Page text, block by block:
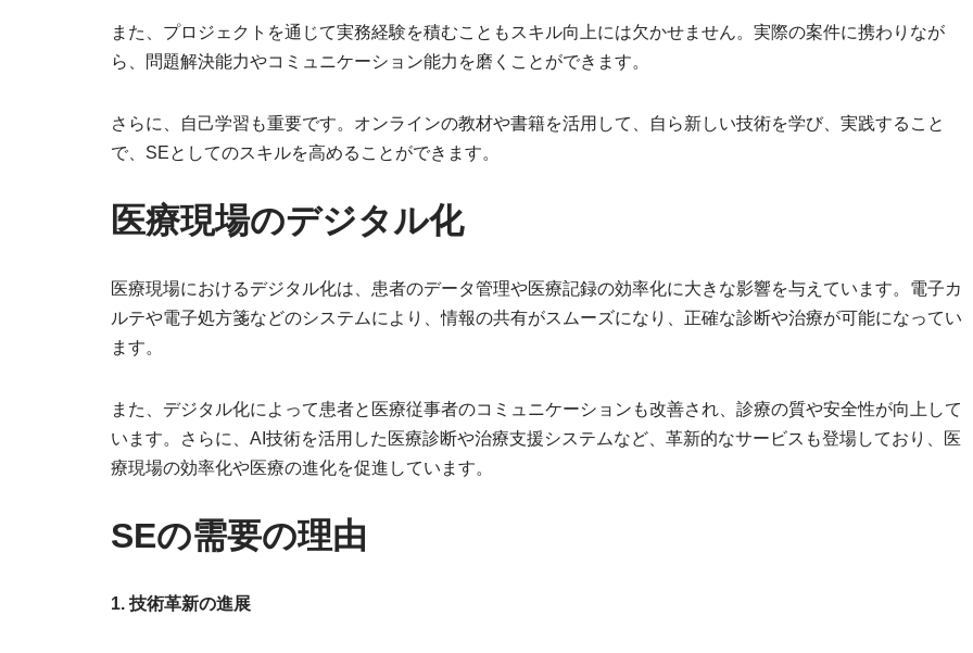
また、プロジェクトを通じて実務経験を積むこともスキル向上には欠かせません。実際の案件に携わりなが
ら、問題解決能力やコミュニケーション能力を磨くことができます。
さらに、自己学習も重要です。オンラインの教材や書籍を活用して、自ら新しい技術を学び、実践すること
で、SEとしてのスキルを高めることができます。
医療現場のデジタル化
医療現場におけるデジタル化は、患者のデータ管理や医療記録の効率化に大きな影響を与えています。電子カ
ルテや電子処方箋などのシステムにより、情報の共有がスムーズになり、正確な診断や治療が可能になってい
ます。
また、デジタル化によって患者と医療従事者のコミュニケーションも改善され、診療の質や安全性が向上して
います。さらに、AI技術を活用した医療診断や治療支援システムなど、革新的なサービスも登場しており、医
療現場の効率化や医療の進化を促進しています。
SEの需要の理由
1. 技術革新の進展